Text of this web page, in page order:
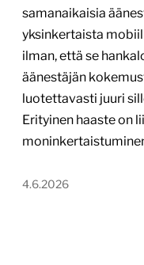
samanaikaisia
yksinkertaista
ilman, että se
äänestäjän
luotettavasti juuri
Erityinen haaste on
4.6.2026